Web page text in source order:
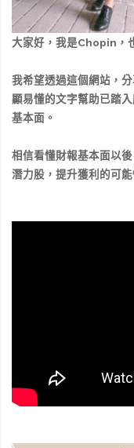
大家好，我是Chopin，
我希望透過這個網站，
顯易懂的文字幫助已踏
基本面。
相信看懂財報基本面以
潛力股，提升獲利的可能